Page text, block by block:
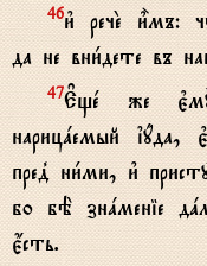
46и3 речE и5мъ:
да не вни1дете въ
47Е#щe же
нарицaемый їyда,
пред8 ни1ми, и3
бо бЁ знaменіе
є4сть.